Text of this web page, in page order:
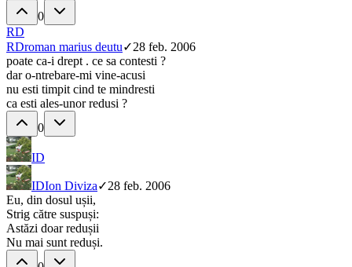
0
RD
RDroman marius deutu✓28 feb. 2006
poate ca-i drept . ce sa contesti ?
dar o-ntrebare-mi vine-acusi
nu esti timpit cind te mindresti
ca esti ales-unor redusi ?
0
ID
IDIon Diviza✓28 feb. 2006
Eu, din dosul ușii,
Strig către suspuși:
Astăzi doar redușii
Nu mai sunt reduși.